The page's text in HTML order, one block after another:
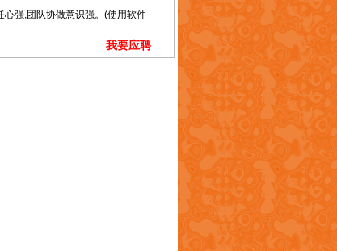
强,团队协做意识强。(使用软件
我要应聘